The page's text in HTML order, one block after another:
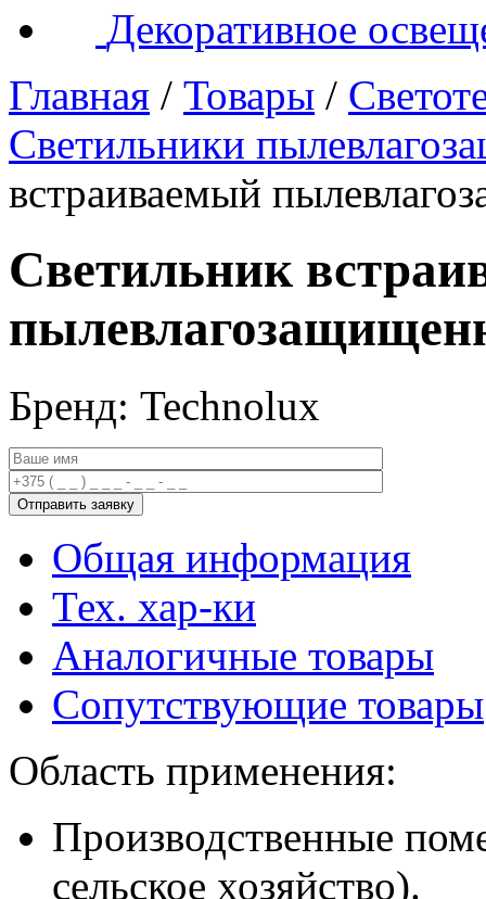
Декоративное
Главная / Товары /
Светильники
встраиваемый
Светильник
Бренд: Technolux
Общая информация
Тех. хар-ки
Аналогичные товары
Сопутствующие товары
Область применения:
Производственные
сельское хозяйство).